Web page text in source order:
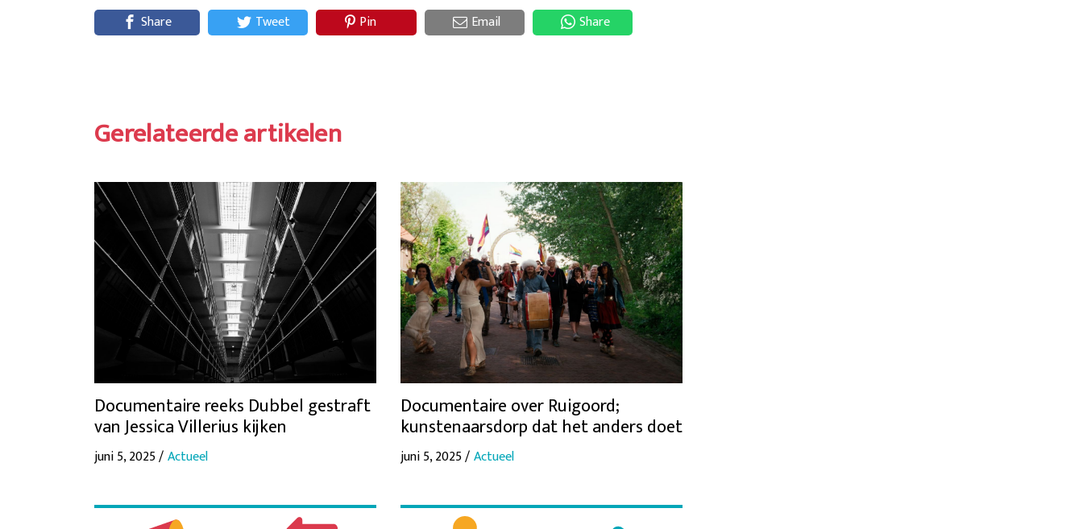
Share Tweet Pin Email Share
Gerelateerde artikelen
Documentaire reeks Dubbel gestraft
van Jessica Villerius kijken
juni 5, 2025 /Actueel
Documentaire over Ruigoord;
kunstenaarsdorp dat het anders doet
juni 5, 2025 /Actueel